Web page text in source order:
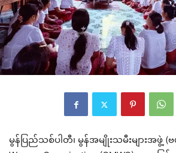
မွန်ပြည်သစ်ပါတီ၊ မွန်အမျိုးသမီးများအဖွဲ့ (ဗ